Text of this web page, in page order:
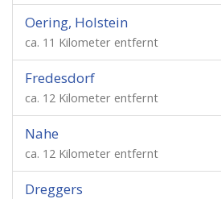
Oering, Holstein
ca. 11 Kilometer entfernt
Fredesdorf
ca. 12 Kilometer entfernt
Nahe
ca. 12 Kilometer entfernt
Dreggers